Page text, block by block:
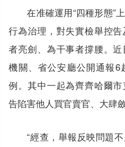
在准確運用“四種形態”
行為治理，對失實檢舉控
者亮劍、為干事者撐腰。
機關、省公安廳公開通報6
例。其中一起為齊齊哈爾
告陷害他人買官賣官、大肆
“經查，舉報反映問題